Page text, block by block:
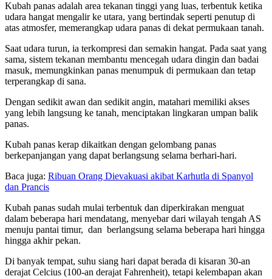
Kubah panas adalah area tekanan tinggi yang luas, terbentuk ketika
udara hangat mengalir ke utara, yang bertindak seperti penutup di
atas atmosfer, memerangkap udara panas di dekat permukaan tanah.
Saat udara turun, ia terkompresi dan semakin hangat. Pada saat yang
sama, sistem tekanan membantu mencegah udara dingin dan badai
masuk, memungkinkan panas menumpuk di permukaan dan tetap
terperangkap di sana.
Dengan sedikit awan dan sedikit angin, matahari memiliki akses
yang lebih langsung ke tanah, menciptakan lingkaran umpan balik
panas.
Kubah panas kerap dikaitkan dengan gelombang panas
berkepanjangan yang dapat berlangsung selama berhari-hari.
Baca juga: Ribuan Orang Dievakuasi akibat Karhutla di Spanyol
dan Prancis
Kubah panas sudah mulai terbentuk dan diperkirakan menguat
dalam beberapa hari mendatang, menyebar dari wilayah tengah AS
menuju pantai timur, dan berlangsung selama beberapa hari hingga
hingga akhir pekan.
Di banyak tempat, suhu siang hari dapat berada di kisaran 30-an
derajat Celcius (100-an derajat Fahrenheit), tetapi kelembapan akan